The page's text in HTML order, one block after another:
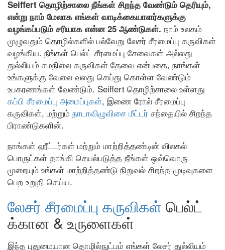
Seiffert தொழிற்சாலை நீங்கள் சிறந்த வேண்டும் தெரியும்,
என்று நாம் மேலாக எங்கள் வாடிக்கையாளர்களுக்கு
வழங்கப்படும் சரியாக என்ன 25 ஆண்டுகள். நாம் உலகம்
முழுவதும் தொழில்களில் பல்வேறு லேசர் சீரமைப்பு கருவிகள்
வழங்கிய. நீங்கள் பெல்ட் சீரமைப்பு சேவைகள் அல்லது
துல்லியம் சமநிலை கருவிகள் தேவை என்பதை, நாங்கள்
உங்களுக்கு வேலை வலது செய்து கொள்ள வேண்டும்
உபகரணங்கள் வேண்டும். Seiffert தொழிற்சாலை உள்ளது
கப்பி சீரமைப்பு அமைப்புகள், இணை ரோல் சீரமைப்பு
கருவிகள், மற்றும் நாடாவிழுவிசை மீட்டர் சந்தையில் சிறந்த
பிராண்டுகளின்.
நாங்கள் ஹீட்டர்கள் மற்றும் மாற்றித்தண்டின் விலகல்
பொருட்கள் தாங்கி செயல்படுத்த நீங்கள் ஒவ்வொரு
முறையும் உங்கள் மாற்றித்தண்டு நிறுவல் சிறந்த முடிவுகளை
பெற உறுதி செய்ய.
லேசர் சீரமைப்பு கருவிகள் பெல்ட்
க்கான & உருளைகள்
இந்த புதுமையான தொழில்நுட்பம் எங்கள் லேசர் துல்லியம்